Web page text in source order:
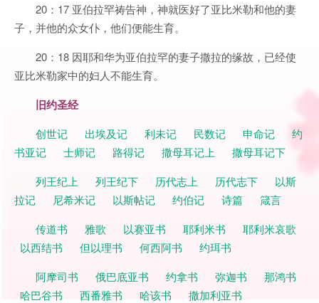
20：17 亚伯拉罕祷告神，神就医好了亚比米勒和他的妻
子，并他的众女仆，他们便能生育。
20：18 因耶和华为亚伯拉罕的妻子撒拉的缘故，已经使
亚比米勒家中的妇人不能生育。
旧约圣经
创世记 出埃及记 利未记 民数记 申命记
约
书亚记
士师记 路得记 撒母耳记上
撒母耳记下
列王纪上
列王纪下 历代志上 历代志下
以斯
拉记
尼希米记 以斯帖记 约伯记 诗篇
箴言
传道书
雅歌 以赛亚书 耶利米书
耶利米哀歌
以西结书
但以理书 何西阿书
约珥书
阿摩司书
俄巴底亚书 约拿书 弥迦书
那鸿书
哈巴谷书
西番雅书 哈该书
撒加利亚书